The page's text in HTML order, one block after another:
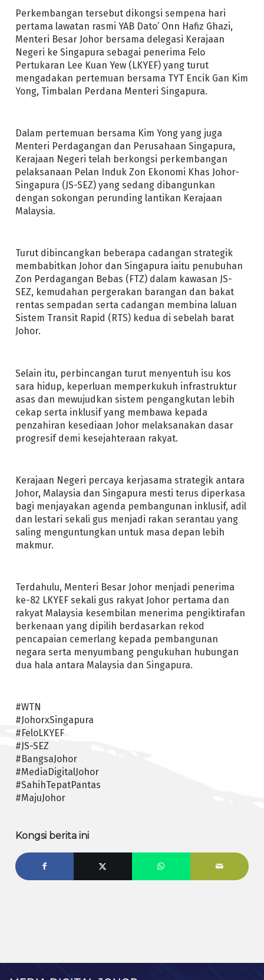
Perkembangan tersebut dikongsi sempena hari
pertama lawatan rasmi YAB Dato’ Onn Hafiz Ghazi,
Menteri Besar Johor bersama delegasi Kerajaan
Negeri ke Singapura sebagai penerima Felo
Pertukaran Lee Kuan Yew (LKYEF) yang turut
mengadakan pertemuan bersama TYT Encik Gan Kim
Yong, Timbalan Perdana Menteri Singapura.
Dalam pertemuan bersama Kim Yong yang juga
Menteri Perdagangan dan Perusahaan Singapura,
Kerajaan Negeri telah berkongsi perkembangan
pelaksanaan Pelan Induk Zon Ekonomi Khas Johor-
Singapura (JS-SEZ) yang sedang dibangunkan
dengan sokongan perunding lantikan Kerajaan
Malaysia.
Turut dibincangkan beberapa cadangan strategik
membabitkan Johor dan Singapura iaitu penubuhan
Zon Perdagangan Bebas (FTZ) dalam kawasan JS-
SEZ, kemudahan pergerakan barangan dan bakat
rentas sempadan serta cadangan membina laluan
Sistem Transit Rapid (RTS) kedua di sebelah barat
Johor.
Selain itu, perbincangan turut menyentuh isu kos
sara hidup, keperluan memperkukuh infrastruktur
asas dan mewujudkan sistem pengangkutan lebih
cekap serta inklusif yang membawa kepada
penzahiran kesediaan Johor melaksanakan dasar
progresif demi kesejahteraan rakyat.
Kerajaan Negeri percaya kerjasama strategik antara
Johor, Malaysia dan Singapura mesti terus diperkasa
bagi menjayakan agenda pembangunan inklusif, adil
dan lestari sekali gus menjadi rakan serantau yang
saling menguntungkan untuk masa depan lebih
makmur.
Terdahulu, Menteri Besar Johor menjadi penerima
ke-82 LKYEF sekali gus rakyat Johor pertama dan
rakyat Malaysia kesembilan menerima pengiktirafan
berkenaan yang dipilih berdasarkan rekod
pencapaian cemerlang kepada pembangunan
negara serta menyumbang pengukuhan hubungan
dua hala antara Malaysia dan Singapura.
#WTN
#JohorxSingapura
#FeloLKYEF
#JS-SEZ
#BangsaJohor
#MediaDigitalJohor
#SahihTepatPantas
#MajuJohor
Kongsi berita ini